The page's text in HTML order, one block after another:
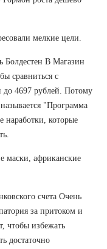
мелкие цели.
Болдестен В Магазин
сравниться с
4697 рублей. Потому
"Программа
наработки, которые
маски, африканские
счета Очень
за притоком и
чтобы избежать
достаточно